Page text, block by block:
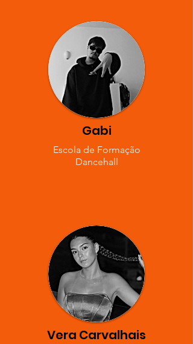
Gabi
Escola de Formação
Dancehall
Vera Carvalhais